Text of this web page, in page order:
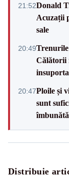
21:52Donald
Acuzații
sale
20:49Trenurile
Călătorii
20:47Ploile și
sunt
Distribuie